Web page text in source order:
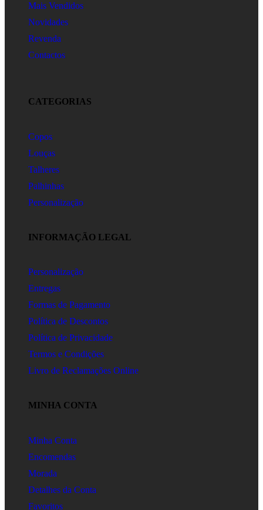
Mais Vendidos
Novidades
Revenda
Contactos
CATEGORIAS
Copos
Louças
Talheres
Palhinhas
Personalização
INFORMAÇÃO LEGAL
Personalização
Entregas
Formas de Pagamento
Política de Descontos
Política de Privacidade
Termos e Condições
Livro de Reclamações Online
MINHA CONTA
Minha Conta
Encomendas
Morada
Detalhes da Conta
Favoritos